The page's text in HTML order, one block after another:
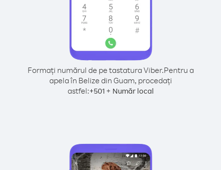
Formați numărul de pe tastatura Viber.Pentru a
apela în Belize din Guam, procedați
astfel:+501+ Număr local